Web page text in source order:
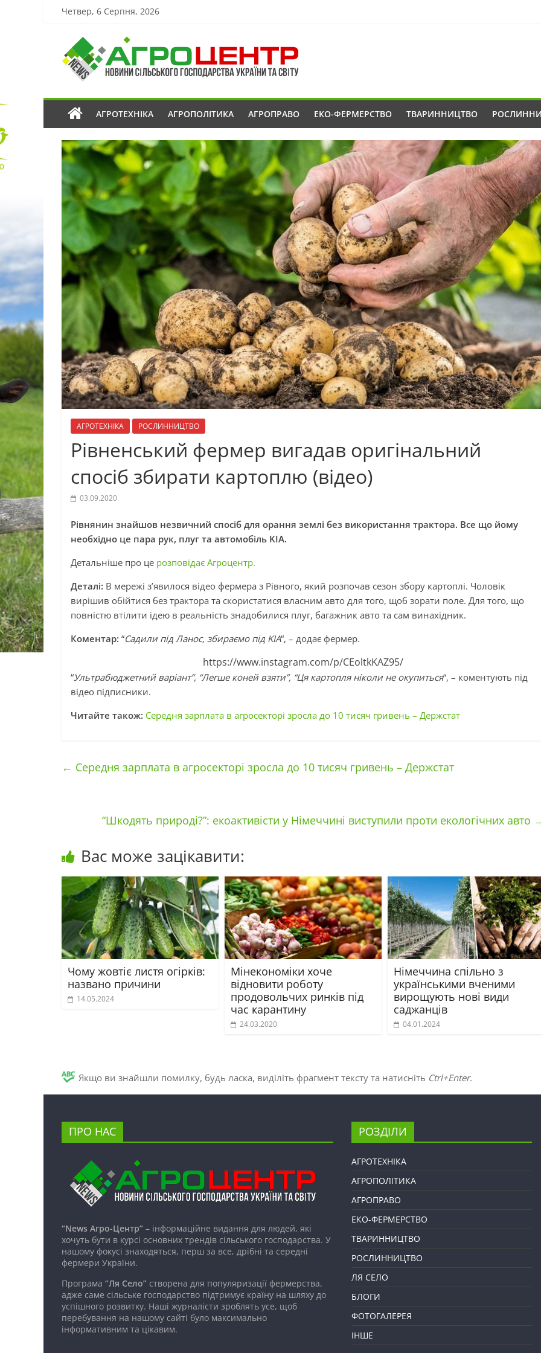
Четвер, 6 Серпня, 2026
АГРОТЕХНІКА АГРОПОЛІТИКА АГРОПРАВО ЕКО-ФЕРМЕРСТВО ТВАРИННИЦТВО
АГРОТЕХНІКА РОСЛИННИЦТВО
Рівненський фермер вигадав оригінальний
спосіб збирати картоплю (відео)
03.09.2020
Рівнянин знайшов незвичний спосіб для орання землі без використання трактора. Все що йому
необхідно це пара рук, плуг та автомобіль KIA.
Детальніше про це розповідає Агроцентр.
Деталі: В мережі з’явилося відео фермера з Рівного, який розпочав сезон збору картоплі. Чоловік
вирішив обійтися без трактора та скористатися власним авто для того, щоб зорати поле. Для того, що
повністю втілити ідею в реальність знадобилися плуг, багажник авто та сам винахідник.
Коментар: “Садили під Ланос, збираємо під KIA“, – додає фермер.
https://www.instagram.com/p/CEoltkKAZ95/
“Ультрабюджетний варіант”, “Легше коней взяти”, “Ця картопля ніколи не окупиться“, – коментують під
відео підписники.
Читайте також: Середня зарплата в агросекторі зросла до 10 тисяч гривень – Держстат
← Середня зарплата в агросекторі зросла до 10 тисяч гривень – Держстат
“Шкодять природі?”: екоактивісти у Німеччині виступили проти екологічних авто
Вас може зацікавити:
Чому жовтіє листя огірків:
названо причини
14.05.2024
Мінекономіки хоче
відновити роботу
продовольчих ринків під
час карантину
24.03.2020
Німеччина спільно з
українськими вченими
вирощують нові види
саджанців
04.01.2024
Якщо ви знайшли помилку, будь ласка, виділіть фрагмент тексту та натисніть Ctrl+Enter.
ПРО НАС
“News Агро-Центр” – інформаційне видання для людей, які
хочуть бути в курсі основних трендів сільського господарства. У
нашому фокусі знаходяться, перш за все, дрібні та середні
фермери України.
Програма “Ля Село” створена для популяризації фермерства,
адже саме сільське господарство підтримує країну на шляху до
успішного розвитку. Наші журналісти зроблять усе, щоб
перебування на нашому сайті було максимально
інформативним та цікавим.
РОЗДІЛИ
АГРОТЕХНІКА
АГРОПОЛІТИКА
АГРОПРАВО
ЕКО-ФЕРМЕРСТВО
ТВАРИННИЦТВО
РОСЛИННИЦТВО
ЛЯ СЕЛО
БЛОГИ
ФОТОГАЛЕРЕЯ
ІНШЕ